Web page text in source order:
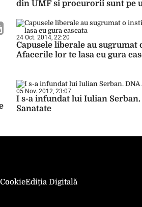
din UMF si procurorii sunt pe
24 Oct. 2014, 22:20
Capusele liberale au
Afacerile lor te lasa cu gura
05 Nov. 2012, 23:07
I s-a infundat lui Iulian Serban.
Sanatate
Ediția Digitală